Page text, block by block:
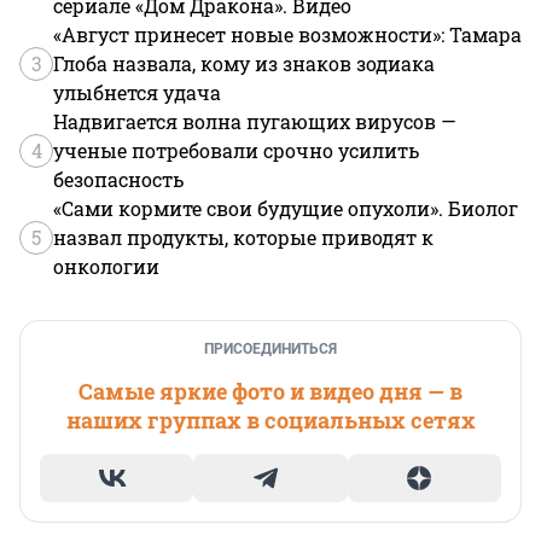
сериале «Дом Дракона». Видео
3
«Август принесет новые возможности»: Тамара
Глоба назвала, кому из знаков зодиака
улыбнется удача
4
Надвигается волна пугающих вирусов —
ученые потребовали срочно усилить
безопасность
5
«Сами кормите свои будущие опухоли». Биолог
назвал продукты, которые приводят к
онкологии
ПРИСОЕДИНИТЬСЯ
Самые яркие фото и видео дня — в
наших группах в социальных сетях